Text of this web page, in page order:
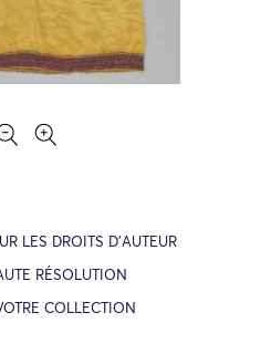
LES DROITS D’AUTEUR
RÉSOLUTION
COLLECTION